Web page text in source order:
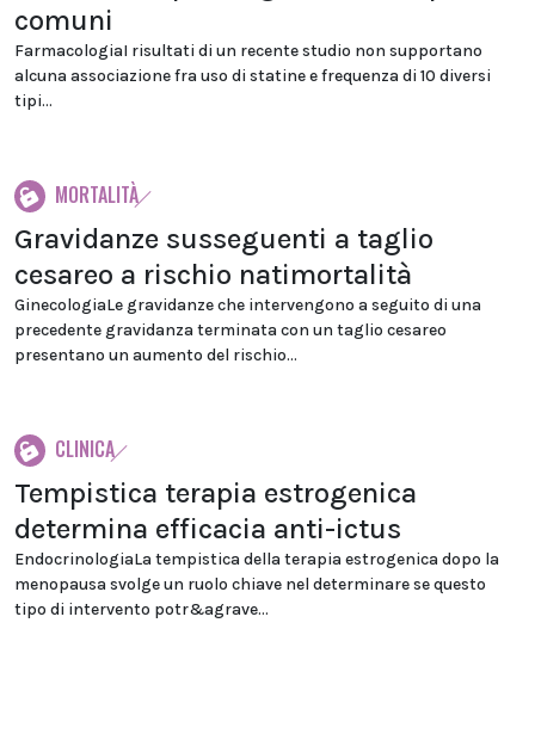
comuni
FarmacologiaI risultati di un recente studio non supportano
alcuna associazione fra uso di statine e frequenza di 10 diversi
tipi...
MORTALITÀ
Gravidanze susseguenti a taglio
cesareo a rischio natimortalità
GinecologiaLe gravidanze che intervengono a seguito di una
precedente gravidanza terminata con un taglio cesareo
presentano un aumento del rischio...
CLINICA
Tempistica terapia estrogenica
determina efficacia anti-ictus
EndocrinologiaLa tempistica della terapia estrogenica dopo la
menopausa svolge un ruolo chiave nel determinare se questo
tipo di intervento potr&agrave...